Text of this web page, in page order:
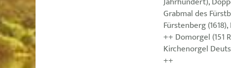
Grabmal des
Fürstenberg
++ Domorgel (151
Kirchenorgel
++